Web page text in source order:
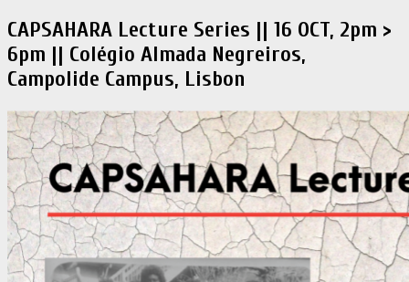
CAPSAHARA Lecture Series || 16 OCT, 2pm >
6pm || Colégio Almada Negreiros,
Campolide Campus, Lisbon